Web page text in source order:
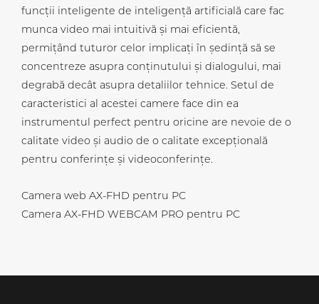
funcții inteligente de inteligență artificială care fac
munca video mai intuitivă și mai eficientă,
permițând tuturor celor implicați în ședință să se
concentreze asupra conținutului și dialogului, mai
degrabă decât asupra detaliilor tehnice. Setul de
caracteristici al acestei camere face din ea
instrumentul perfect pentru oricine are nevoie de o
calitate video și audio de o calitate excepțională
pentru conferințe și videoconferințe.
Camera web AX-FHD pentru PC
Camera AX-FHD WEBCAM PRO pentru PC